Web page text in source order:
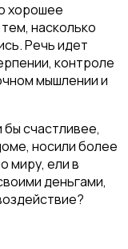
хорошее
насколько
Речь идет
контроле
мышлении и
счастливее,
носили более
миру, ели в
деньгами,